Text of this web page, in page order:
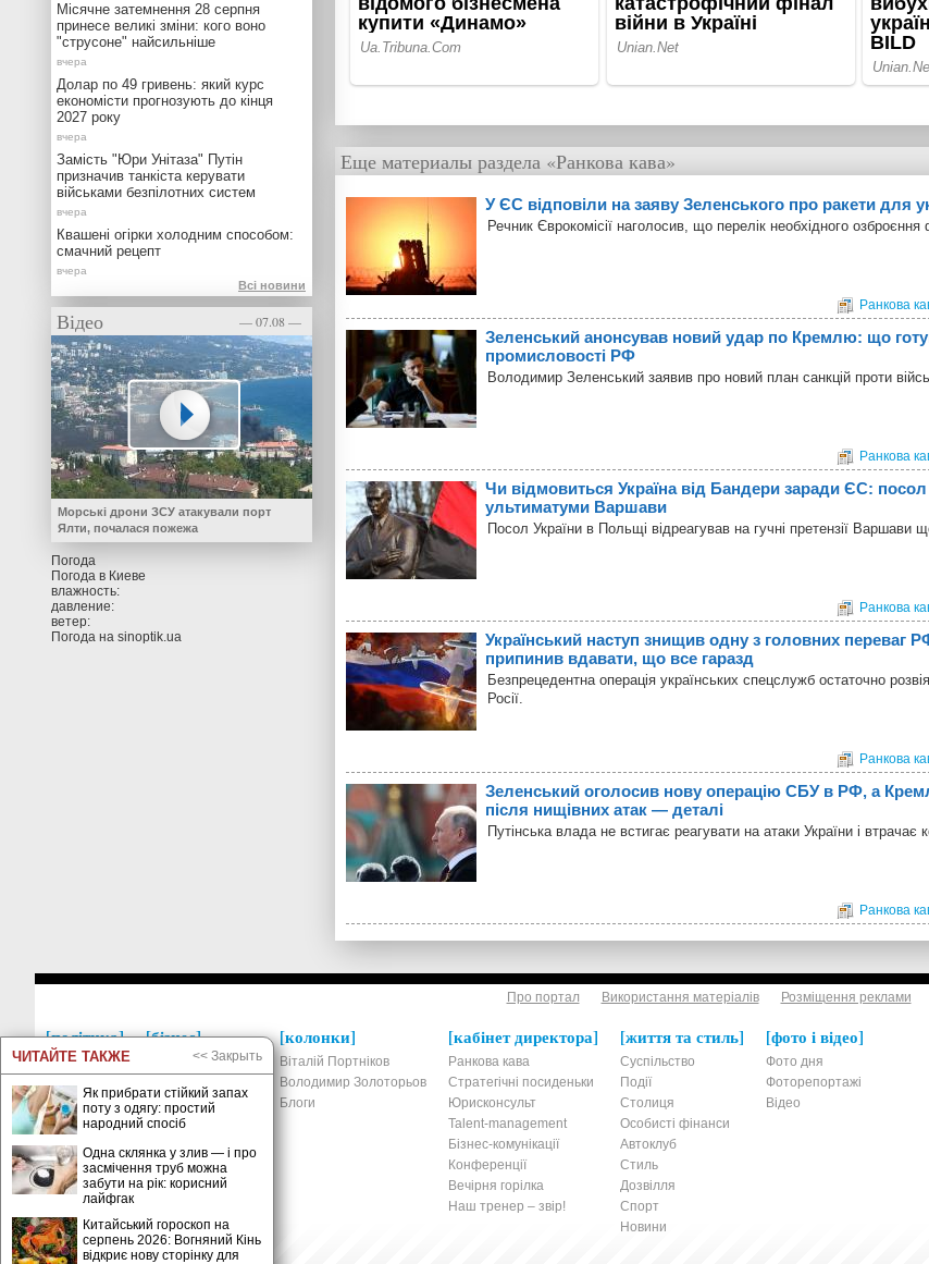
ЧИТАЙТЕ ТАКЖЕ << Закрыть
Як прибрати стійкий запах
поту з одягу: простий
народний спосіб
Одна склянка у злив — і про
засмічення труб можна
забути на рік: корисний
лайфгак
Китайський гороскоп на
серпень 2026: Вогняний Кінь
відкриє нову сторінку для
Еще материалы раздела «Ранкова кава»
У ЄС відповіли на заяву Зеленського про ракети для
Речник Єврокомісії наголосив, що перелік необхідного
Ранкова
Зеленський анонсував новий удар по Кремлю: що
промисловості РФ
Володимир Зеленський заявив про новий план санкцій проти
Ранкова
Чи відмовиться Україна від Бандери заради ЄС:
ультиматуми Варшави
Посол України в Польщі відреагував на гучні претензії Варшави
Ранкова
Український наступ знищив одну з головних переваг
припинив вдавати, що все гаразд
Безпрецедентна операція українських спецслужб остаточно
Росії.
Ранкова
Зеленський оголосив нову операцію СБУ в РФ, а
після нищівних атак — деталі
Путінська влада не встигає реагувати на атаки України і втрачає
Ранкова
Місячне затемнення 28 серпня
принесе великі зміни: кого воно
"струсоне" найсильніше
Долар по 49 гривень: який курс
економісти прогнозують до кінця
2027 року
Замість "Юри Унітаза" Путін
призначив танкіста керувати
військами безпілотних систем
Квашені огірки холодним способом:
смачний рецепт
Всі новини
Відео — 07.08 —
Морські дрони ЗСУ атакували порт
Ялти, почалася пожежа
Погода
Погода в Киеве
влажность:
давление:
ветер:
Погода на sinoptik.ua
Про портал Використання матеріалів Розміщення реклами
політика
Україна
Росія
Світ
Новини
бізнес
Економіка
Податки та право
Ринки та компанії
Прес-релізи
Товари та послуги
Технології
Новини
колонки
Віталій Портніков
Володимир Золоторьов
Блоги
кабінет директора
Ранкова кава
Стратегічні посиденьки
Юрисконсульт
Talent-management
Бізнес-комунікації
Конференції
Вечірня горілка
Наш тренер – звір!
життя та стиль
Суспільство
Події
Столиця
Особисті фінанси
Автоклуб
Стиль
Дозвілля
Спорт
Новини
фото і відео
Фото дня
Фоторепортажі
Відео